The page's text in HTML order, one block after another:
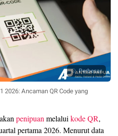
Perbesar
2026: Ancaman QR Code yang
penipuanmelaluikode QR,
pertama 2026. Menurut data